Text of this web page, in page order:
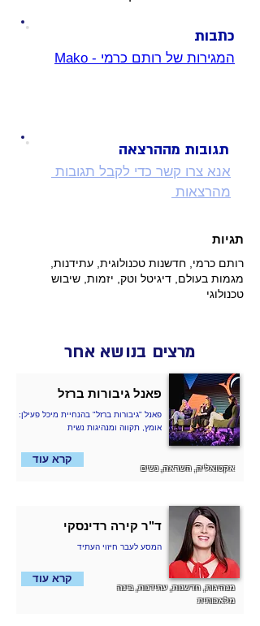
כתבות
המגירות של רותם כרמי - Mako
תגובות מההרצאה
אנא צרו קשר כדי לקבל תגובות
מהרצאות
תגיות
רותם כרמי, חדשנות טכנולוגית, עתידנות,
מגמות בעולם, דיגיטל וטק, יזמות, שיבוש
טכנולוגי
מרצים בנושא אחר
קרא עוד
אקטואליה, השראה, נשים
פאנל גיבורות ברזל
פאנל "גיבורות ברזל" בהנחיית מיכל פעילן:
אומץ, תקווה ומנהיגות נשית
קרא עוד
מנהיגות, חדשנות, עתידנות, בינה
מלאכותית
ד"ר קירה רדינסקי
המסע לעבר חיזוי העתיד